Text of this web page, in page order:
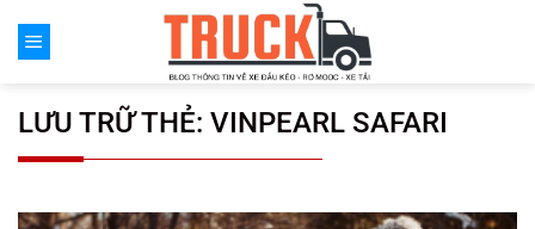
đến
LƯU TRỮ THẺ: VINPEARL SAFARI